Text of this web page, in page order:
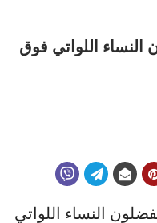
النساء اللواتي فوق
يفضلون النساء اللواتي